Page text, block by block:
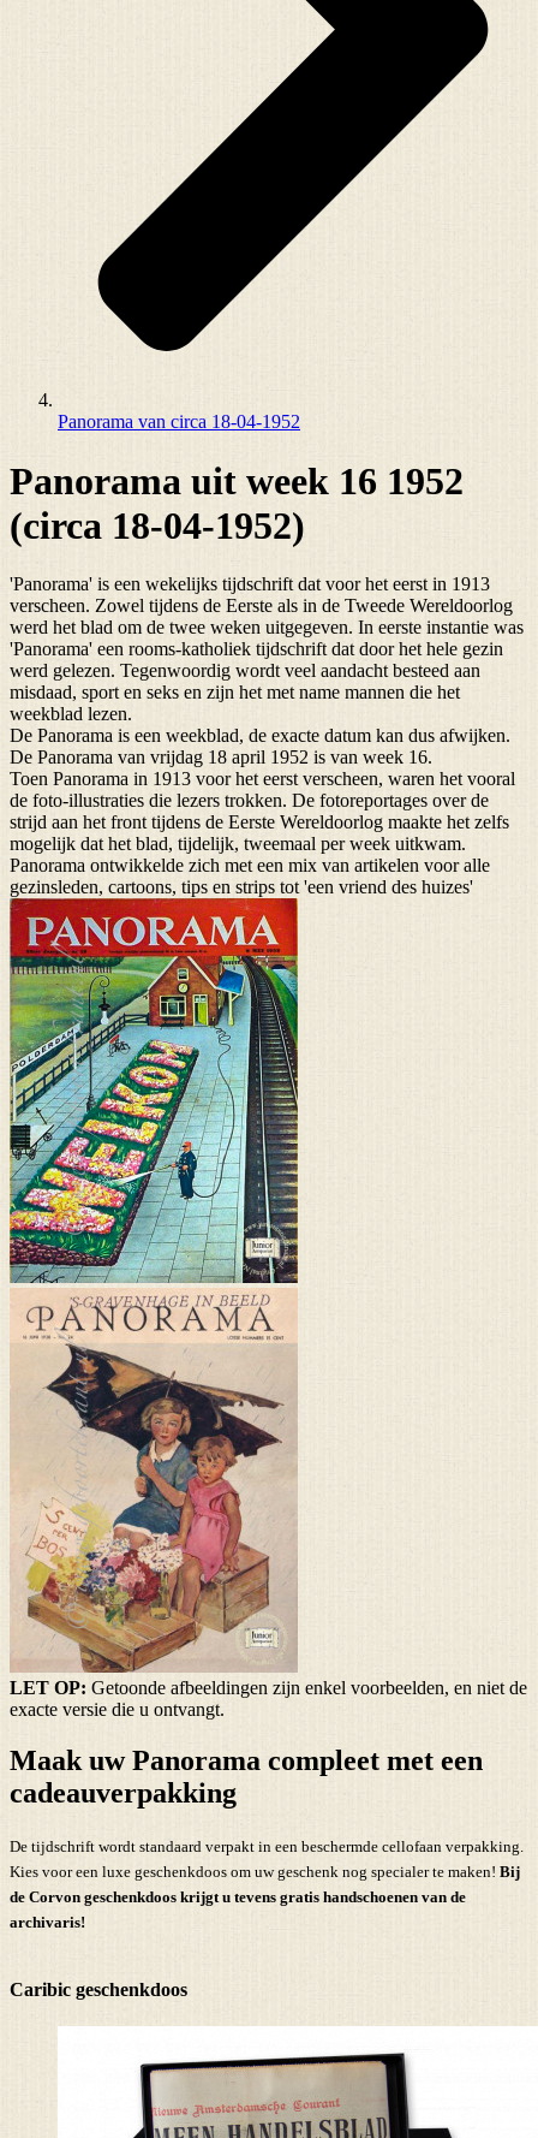
Panorama van circa 18-04-1952
Panorama uit week 16 1952
(circa 18-04-1952)
'Panorama' is een wekelijks tijdschrift dat voor het eerst in 1913
verscheen. Zowel tijdens de Eerste als in de Tweede Wereldoorlog
werd het blad om de twee weken uitgegeven. In eerste instantie was
'Panorama' een rooms-katholiek tijdschrift dat door het hele gezin
werd gelezen. Tegenwoordig wordt veel aandacht besteed aan
misdaad, sport en seks en zijn het met name mannen die het
weekblad lezen.
De Panorama is een weekblad, de exacte datum kan dus afwijken.
De Panorama van vrijdag 18 april 1952 is van week 16.
Toen Panorama in 1913 voor het eerst verscheen, waren het vooral
de foto-illustraties die lezers trokken. De fotoreportages over de
strijd aan het front tijdens de Eerste Wereldoorlog maakte het zelfs
mogelijk dat het blad, tijdelijk, tweemaal per week uitkwam.
Panorama ontwikkelde zich met een mix van artikelen voor alle
gezinsleden, cartoons, tips en strips tot 'een vriend des huizes'
LET OP: Getoonde afbeeldingen zijn enkel voorbeelden, en niet de
exacte versie die u ontvangt.
Maak uw Panorama compleet met een
cadeauverpakking
De tijdschrift wordt standaard verpakt in een beschermde cellofaan verpakking.
Kies voor een luxe geschenkdoos om uw geschenk nog specialer te maken! Bij
de Corvon geschenkdoos krijgt u tevens gratis handschoenen van de
archivaris!
Caribic geschenkdoos